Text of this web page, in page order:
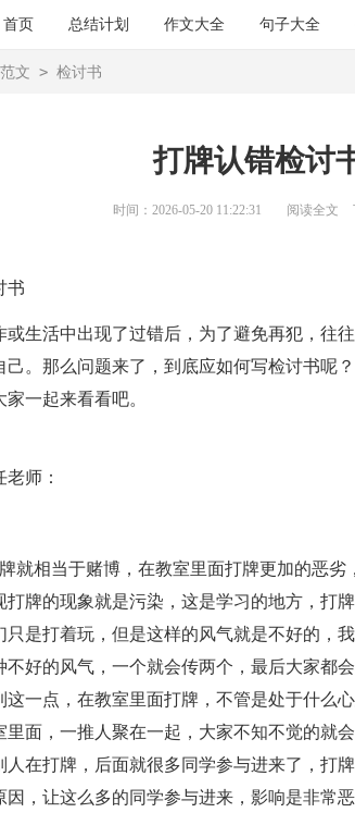
首页 总结计划 作文大全 句子大全
文 > 检讨书
打牌认错检讨
时间：2026-05-20 11:22:31 阅读全文
书
或生活中出现了过错后，为了避免再犯，往
己。那么问题来了，到底应如何写检讨书呢
一起来看看吧。
师：
就相当于赌博，在教室里面打牌更加的恶
打牌的现象就是污染，这是学习的地方，打
只是打着玩，但是这样的风气就是不好的，
不好的风气，一个就会传两个，最后大家都
这一点，在教室里面打牌，不管是处于什么
里面，一推人聚在一起，大家不知不觉的就
人在打牌，后面就很多同学参与进来了，打
，让这么多的同学参与进来，影响是非常恶